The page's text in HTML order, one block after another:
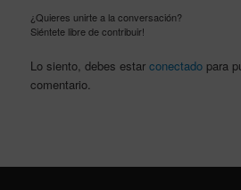
¿Quieres unirte a la conversación?
Siéntete libre de contribuir!
Lo siento, debes estar conectadopara
comentario.